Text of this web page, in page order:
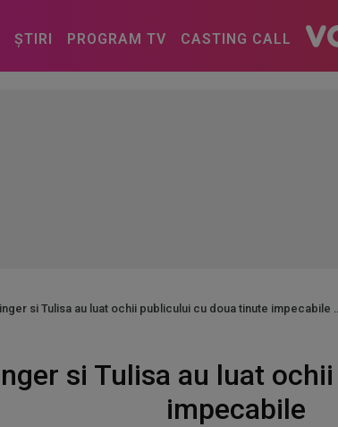
ȘTIRI PROGRAM TV CASTING CALL
si Tulisa au luat ochii publicului cu doua tinute impecabile
si Tulisa au luat
impecabile